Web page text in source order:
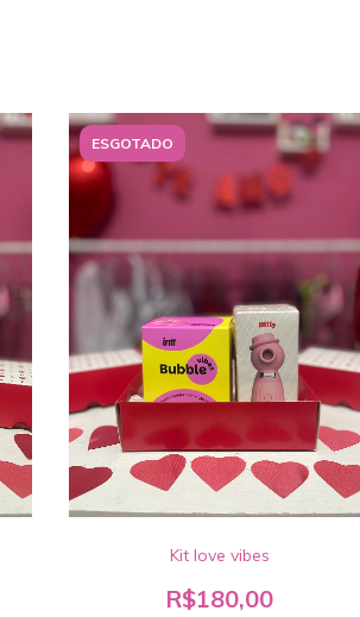
ESGOTADO
Kit love vibes
R$180,00